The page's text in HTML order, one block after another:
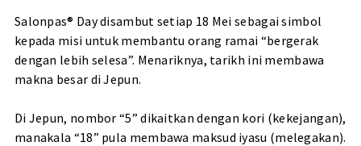
Salonpas® Day disambut setiap 18 Mei sebagai simbol
kepada misi untuk membantu orang ramai “bergerak
dengan lebih selesa”. Menariknya, tarikh ini membawa
makna besar di Jepun.
Di Jepun, nombor “5” dikaitkan dengan kori (kekejangan),
manakala “18” pula membawa maksud iyasu (melegakan).